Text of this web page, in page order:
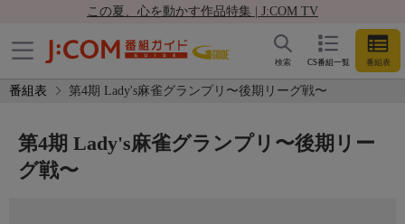
この夏、心を動かす作品特集 | J:COM TV
CS番組一覧 番組表
検索
番組表 第4期 Lady's麻雀グランプリ〜後期リーグ戦〜
第4期 Lady's麻雀グランプリ〜後期リー
グ戦〜